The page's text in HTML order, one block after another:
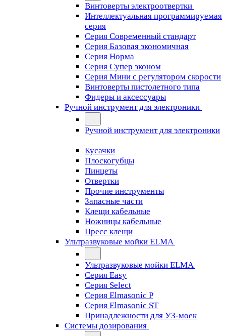
Винтоверты электроотвертки
Интеллектуальная программируемая
серия
Серия Современный стандарт
Серия Базовая экономичная
Серия Норма
Серия Cупер эконом
Серия Мини с регулятором скорости
Винтоверты пистолетного типа
Фидеры и аксессуары
Ручной инструмент для электроники
Ручной инструмент для электроники
Кусачки
Плоскогубцы
Пинцеты
Отвертки
Прочие инструменты
Запасные части
Клещи кабельные
Ножницы кабельные
Пресс клещи
Ультразвуковые мойки ELMA
Ультразвуковые мойки ELMA
Серия Easy
Серия Select
Серия Elmasonic P
Серия Elmasonic ST
Принадлежности для УЗ-моек
Системы дозирования